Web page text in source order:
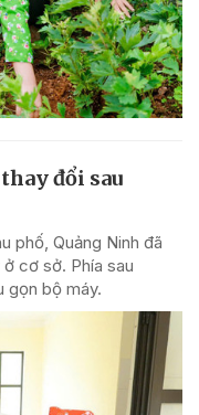
đổi sau
phố, Quảng Ninh đã
cơ sở. Phía sau
gọn bộ máy.